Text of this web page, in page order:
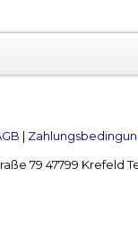
|
79 47799 Krefeld